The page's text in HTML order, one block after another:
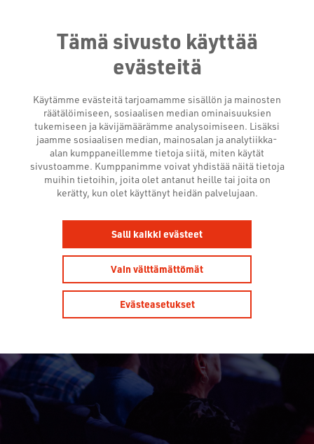
Tämä sivusto käyttää
evästeitä
Käytämme evästeitä tarjoamamme sisällön ja mainosten
räätälöimiseen, sosiaalisen median ominaisuuksien
tukemiseen ja kävijämäärämme analysoimiseen. Lisäksi
jaamme sosiaalisen median, mainosalan ja analytiikka-
alan kumppaneillemme tietoja siitä, miten käytät
sivustoamme. Kumppanimme voivat yhdistää näitä tietoja
muihin tietoihin, joita olet antanut heille tai joita on
kerätty, kun olet käyttänyt heidän palvelujaan.
Salli kaikki evästeet
Vain välttämättömät
Evästeasetukset
VIELÄ EHTII MUKAAN
SCREENFORE SHOWROOM
PRO -KOULUTUKSEEN!
31.10.2023 Tapahtumat ja koulutukset